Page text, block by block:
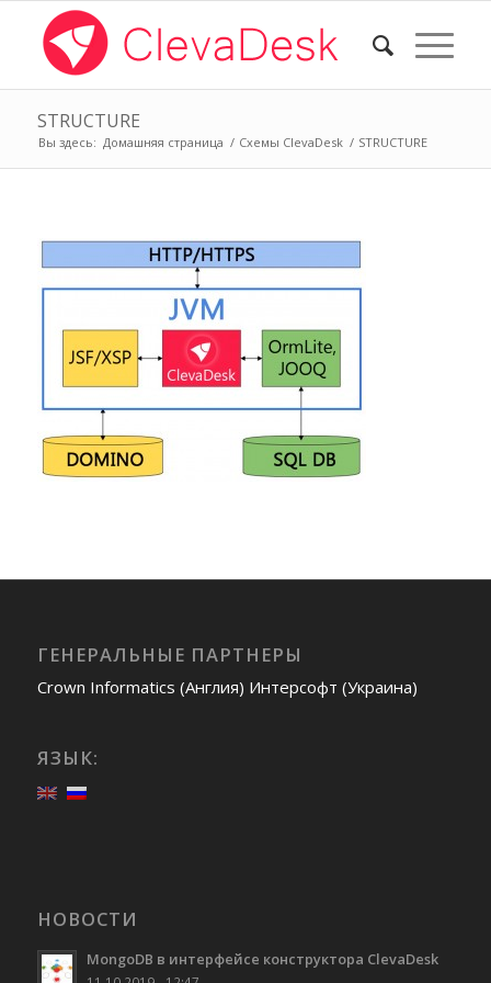
STRUCTURE
Вы здесь: Домашняя страница / Схемы ClevaDesk / STRUCTURE
ГЕНЕРАЛЬНЫЕ ПАРТНЕРЫ
Crown Informatics (Англия) Интерсофт (Украина)
ЯЗЫК:
НОВОСТИ
MongoDB в интерфейсе конструктора ClevaDesk